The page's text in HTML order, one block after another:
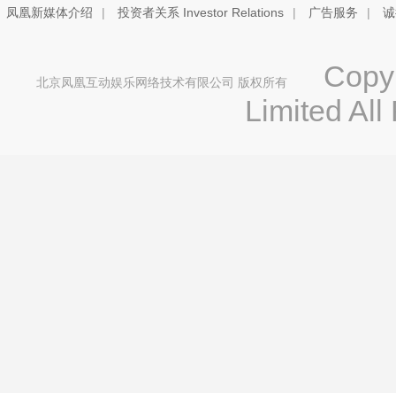
凤凰新媒体介绍 | 投资者关系 Investor Relations | 广告服务 |
北京凤凰互动娱乐网络技术有限公司 版权所有
Limited All